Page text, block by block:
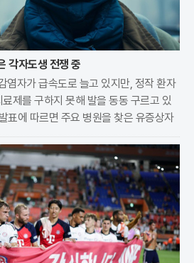
각자도생 전쟁 중
염자가 급속도로 늘고 있지만, 정작 환자
제를 구하지 못해 발을 동동 구르고 있
표에 따르면 주요 병원을 찾은 유증상자
을 정도로 바이러스 확산세가 매섭다. 문
적인 경구용 치료